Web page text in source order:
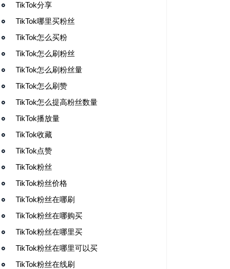
TikTok分享
TikTok哪里买粉丝
TikTok怎么买粉
TikTok怎么刷粉丝
TikTok怎么刷粉丝量
TikTok怎么刷赞
TikTok怎么提高粉丝数量
TikTok播放量
TikTok收藏
TikTok点赞
TikTok粉丝
TikTok粉丝价格
TikTok粉丝在哪刷
TikTok粉丝在哪购买
TikTok粉丝在哪里买
TikTok粉丝在哪里可以买
TikTok粉丝在线刷